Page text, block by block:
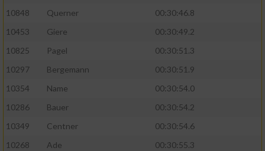
10848
Querner
00:30:46.8
10453
Giere
00:30:49.2
10825
Pagel
00:30:51.3
10297
Bergemann
00:30:51.9
10354
Name
00:30:54.0
10286
Bauer
00:30:54.2
10349
Centner
00:30:54.6
10268
Ade
00:30:55.3